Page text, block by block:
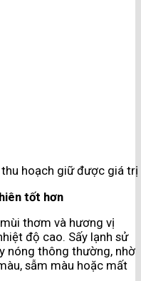
hoạch giữ được giá
tốt hơn
thơm và hương vị
độ cao. Sấy lạnh sử
nóng thông thường, nhờ
sẫm màu hoặc mất